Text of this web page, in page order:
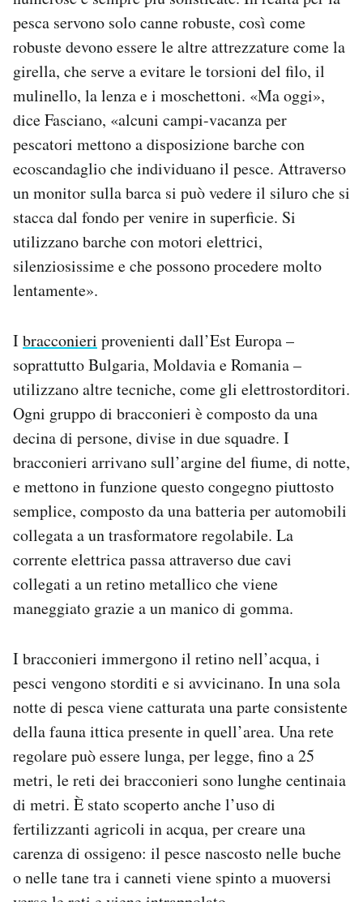
pesca servono solo canne robuste, così come
robuste devono essere le altre attrezzature come la
girella, che serve a evitare le torsioni del filo, il
mulinello, la lenza e i moschettoni. «Ma oggi»,
dice Fasciano, «alcuni campi-vacanza per
pescatori mettono a disposizione barche con
ecoscandaglio che individuano il pesce. Attraverso
un monitor sulla barca si può vedere il siluro che si
stacca dal fondo per venire in superficie. Si
utilizzano barche con motori elettrici,
silenziosissime e che possono procedere molto
lentamente».
Ibracconieri provenienti dall’Est Europa –
soprattutto Bulgaria, Moldavia e Romania –
utilizzano altre tecniche, come gli elettrostorditori.
Ogni gruppo di bracconieri è composto da una
decina di persone, divise in due squadre. I
bracconieri arrivano sull’argine del fiume, di notte,
e mettono in funzione questo congegno piuttosto
semplice, composto da una batteria per automobili
collegata a un trasformatore regolabile. La
corrente elettrica passa attraverso due cavi
collegati a un retino metallico che viene
maneggiato grazie a un manico di gomma.
I bracconieri immergono il retino nell’acqua, i
pesci vengono storditi e si avvicinano. In una sola
notte di pesca viene catturata una parte consistente
della fauna ittica presente in quell’area. Una rete
regolare può essere lunga, per legge, fino a 25
metri, le reti dei bracconieri sono lunghe centinaia
di metri. È stato scoperto anche l’uso di
fertilizzanti agricoli in acqua, per creare una
carenza di ossigeno: il pesce nascosto nelle buche
o nelle tane tra i canneti viene spinto a muoversi